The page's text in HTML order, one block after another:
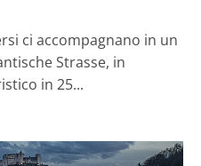
ci accompagnano in un
Strasse, in
in 25...